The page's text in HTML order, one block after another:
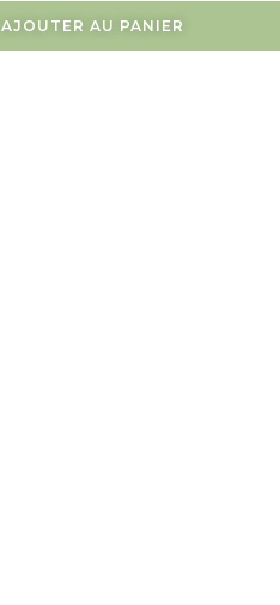
AJOUTER AU PANIER